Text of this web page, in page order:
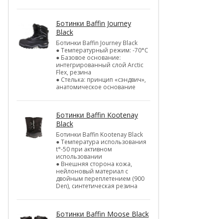
Ботинки Baffin Journey
Black
Ботинки Baffin Journey Black
● Температурный режим: -70°С
● Базовое основание:
интегрированный слой Arctic
Flex, резина
● Стелька: принцип «сэндвич»,
анатомическое основание
Ботинки Baffin Kootenay
Black
Ботинки Baffin Kootenay Black
● Температура использования
t°-50 при активном
использовании
● Внешняя сторона кожа,
нейлоновый материал с
двойным переплетением (900
Den), синтетическая резина
Ботинки Baffin Moose Black